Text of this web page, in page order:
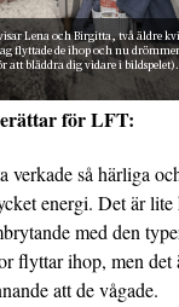
Lena och Birgitta, två äldre
flyttade de ihop och nu
att bläddra dig vidare i
för LFT:
verkade så härliga
energi. Det är
med den
flyttar ihop, men det
att de vågade.